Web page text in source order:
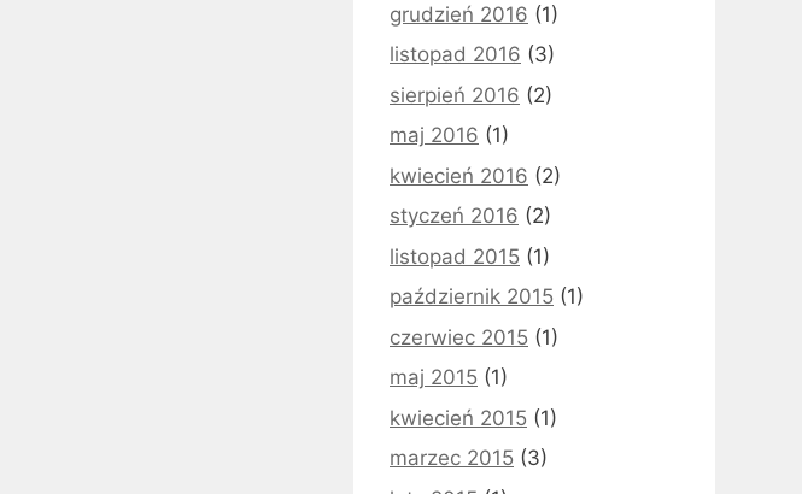
grudzień 2016 (1)
listopad 2016 (3)
sierpień 2016 (2)
maj 2016 (1)
kwiecień 2016 (2)
styczeń 2016 (2)
listopad 2015 (1)
październik 2015 (1)
czerwiec 2015 (1)
maj 2015 (1)
kwiecień 2015 (1)
marzec 2015 (3)